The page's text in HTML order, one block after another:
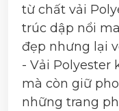
từ chất vải
trúc dập nổi
đẹp nhưng lại
- Vải Polyester
mà còn giữ
những trang